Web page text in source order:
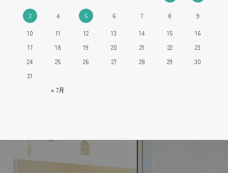
« 7月
3 4 5 6 7 8
9
10
11 12 13 14 15
16
17
18 19 20 21 22
23
24
25 26 27 28 29
30
31